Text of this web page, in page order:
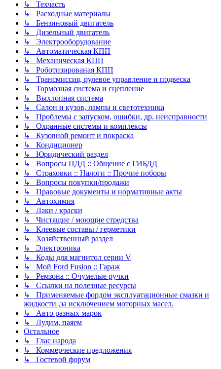
↳ Техчасть
↳ Расходные материалы
↳ Бензиновый двигатель
↳ Дизельный двигатель
↳ Электрооборудование
↳ Автоматическая КПП
↳ Механическая КПП
↳ Роботизированая КПП
↳ Трансмиссия, рулевое управление и подвеска
↳ Тормозная система и сцепление
↳ Выхлопная система
↳ Салон и кузов, лампы и светотехника
↳ Проблемы с запуском, ошибки, др. неисправности
↳ Охранные системы и комплексы
↳ Кузовной ремонт и покраска
↳ Кондиционер
↳ Юридический раздел
↳ Вопросы ПДД :: Общение с ГИБДД
↳ Страховки :: Налоги :: Прочие поборы
↳ Вопросы покупки/продажи
↳ Правовые документы и нормативные акты
↳ Автохимия
↳ Лаки / краски
↳ Чистящие / моющие стредства
↳ Клеевые составы / герметики
↳ Хозяйственный раздел
↳ Электроника
↳ Коды для магнитол серии V
↳ Мой Ford Fusion :: Гараж
↳ Ремзона :: Очумелые ручки
↳ Ссылки на полезные ресурсы
↳ Применяемые фордом эксплуатационные смазки и
жидкости ,за исключением моторных масел.
↳ Авто разных марок
↳ Лудим, паяем
Остальное
↳ Глас народа
↳ Коммерческие предложения
↳ Гостевой форум